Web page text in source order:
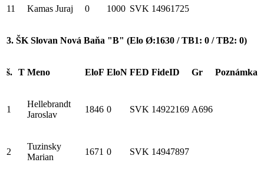
11 Kamas Juraj 0 1000 SVK 14961725
3. ŠK Slovan Nová Baňa "B" (Elo Ø:1630 / TB1: 0 / TB2: 0)
š. T Meno EloF EloN FED FideID Gr Poznámka
1
Hellebrandt
Jaroslav
1846 0 SVK 14922169 A696
2
Tuzinsky
Marian
1671 0 SVK 14947897